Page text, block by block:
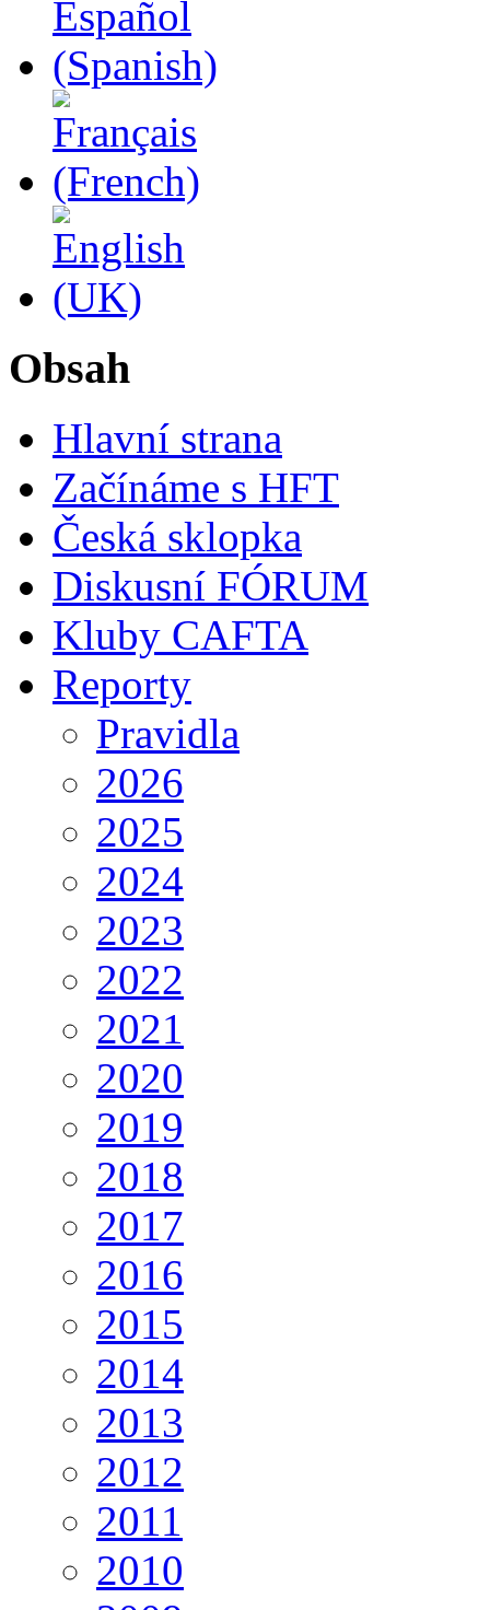
Obsah
Hlavní strana
Začínáme s HFT
Česká sklopka
Diskusní FÓRUM
Kluby CAFTA
Reporty
Pravidla
2026
2025
2024
2023
2022
2021
2020
2019
2018
2017
2016
2015
2014
2013
2012
2011
2010